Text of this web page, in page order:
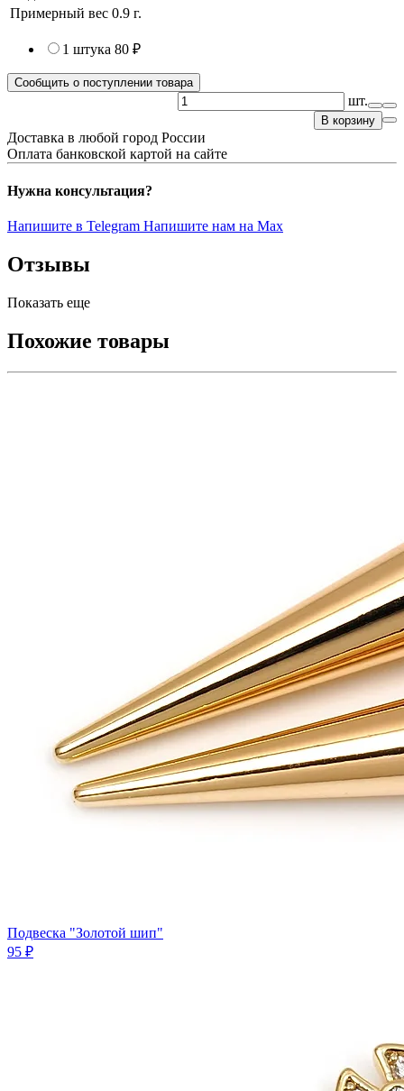
Примерный вес 0.9 г.
1 штука 80 ₽
Сообщить о поступлении товара
шт.
В корзину
Доставка в любой город России
Оплата банковской картой на сайте
Нужна консультация?
Напишите в Telegram Напишите нам на Max
Отзывы
Показать еще
Похожие товары
Подвеска "Золотой шип"
95 ₽